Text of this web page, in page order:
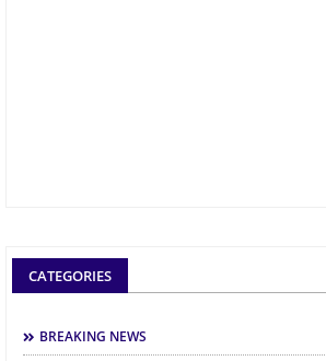
CATEGORIES
BREAKING NEWS